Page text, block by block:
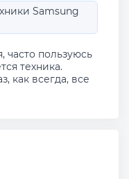
Samsung
часто пользуюсь
техника.
как всегда, все